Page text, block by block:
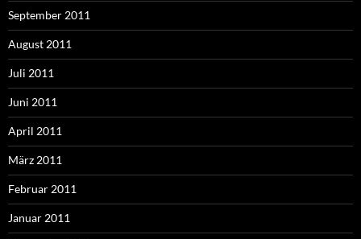
September 2011
August 2011
Juli 2011
Juni 2011
April 2011
März 2011
Februar 2011
Januar 2011